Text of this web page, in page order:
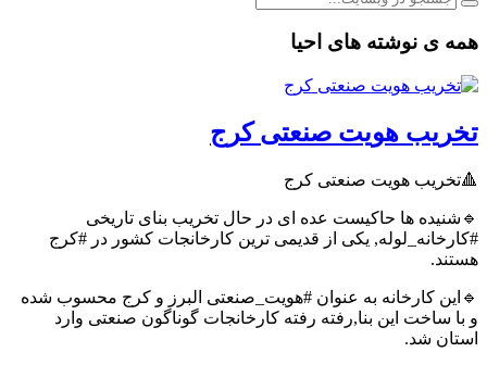
همه ی نوشته های احیا
تخریب هویت صنعتی کرج
🔺تخریب هویت صنعتی کرج
🔹شنیده ها حاکیست عده ای در حال تخریب بنای تاریخی
#کارخانه_لوله, یکی از قدیمی ترین کارخانجات کشور در #کرج
هستند.
🔹این کارخانه به عنوان #هویت_صنعتی البرز و کرج محسوب شده
و با ساخت این بنا,رفته رفته کارخانجات گوناگون صنعتی وارد
استان شد.